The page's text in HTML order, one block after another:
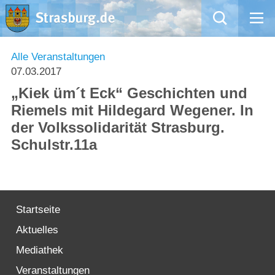
Mängelmeldung
Rathaus
Natur – Kultur – Tourismus
Willkommen in Strasburg (Uckermark)
Alle Veranstaltungen
07.03.2017
„Kiek üm´t Eck“ Geschichten und
Riemels mit Hildegard Wegener. In
der Volkssolidarität Strasburg.
Schulstr.11a
Startseite
Aktuelles
Mediathek
Veranstaltungen